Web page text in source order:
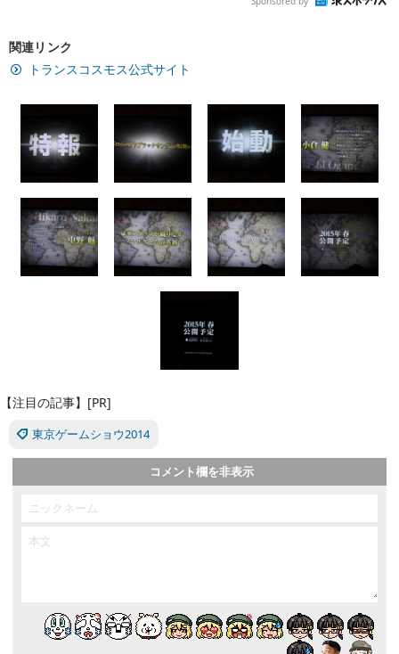
関連リンク
トランスコスモス公式サイト
【注目の記事】[PR]
東京ゲームショウ2014
コメント欄を非表示